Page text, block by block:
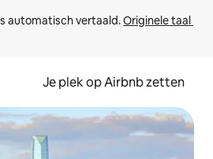
automatisch vertaald. Originele taal
Je plek op Airbnb zetten